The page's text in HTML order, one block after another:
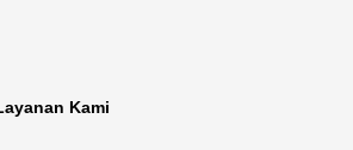
Kami